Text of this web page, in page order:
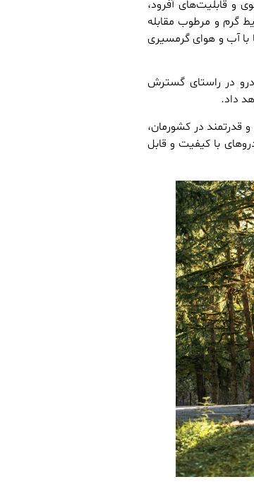
و قابلیت‌های آفرود،
گرم و مرطوب مقابله
آب و هوای گرمسیری
تیگو ۷، ماموریت این خودرو در راستای گسترش
داد.
نقلیه قابل اطمینان و قدرتمند در کشورمان،
با کیفیت و قابل